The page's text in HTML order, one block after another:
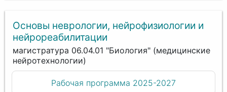
Основы неврологии, нейрофизиологии и
нейрореабилитации
магистратура 06.04.01 "Биология" (медицинские
нейротехнологии)
Рабочая программа 2025-2027